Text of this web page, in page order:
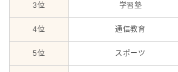
3位 学習塾
4位 通信教育
5位 スポーツ